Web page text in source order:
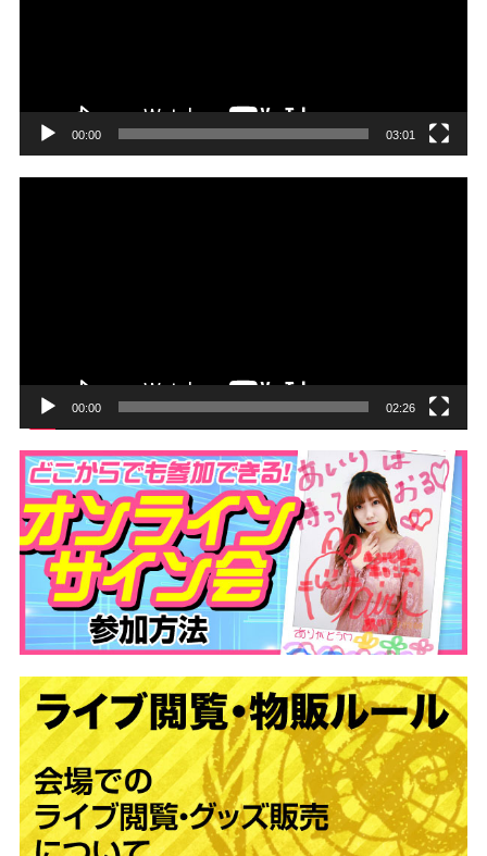
00:00 03:01
00:00 02:26